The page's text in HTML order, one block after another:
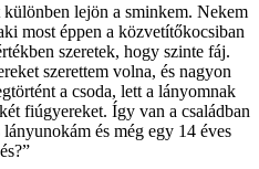
lejön a sminkem. Nekem
most éppen a közvetítőkocsiban
szeretek, hogy szinte fáj.
szerettem volna, és nagyon
a csoda, lett a lányomnak
fiúgyereket. Így van a családban
és még egy 14 éves